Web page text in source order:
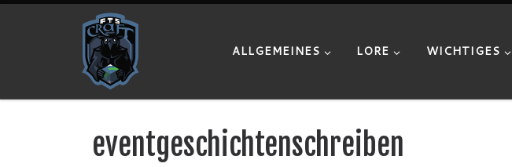
Zum Inhalt springen
ALLGEMEINES
LORE WICHTIGES
eventgeschichtenschreiben